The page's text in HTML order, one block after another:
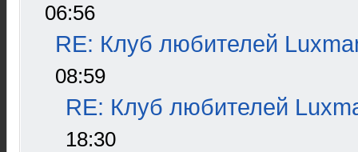
06:56
RE: Клуб любителей
08:59
RE: Клуб любителей
18:30